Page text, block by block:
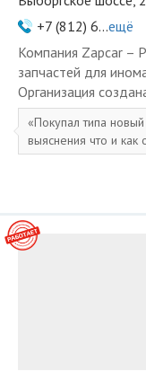
+7 (812) 6...ещё
Компания Zapcar –
запчастей для
Организация
Покупал типа
выяснения что и